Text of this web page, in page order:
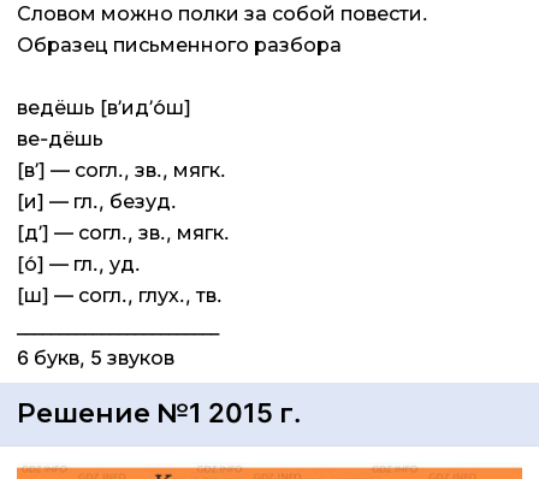
Словом можно полки за собой повести.
Образец письменного разбора
ведёшь [в’ид’о́ш]
ве-дёшь
[в’] — согл., зв., мягк.
[и] — гл., безуд.
[д’] — согл., зв., мягк.
[о́] — гл., уд.
[ш] — согл., глух., тв.
6 букв, 5 звуков
Решение №1 2015 г.